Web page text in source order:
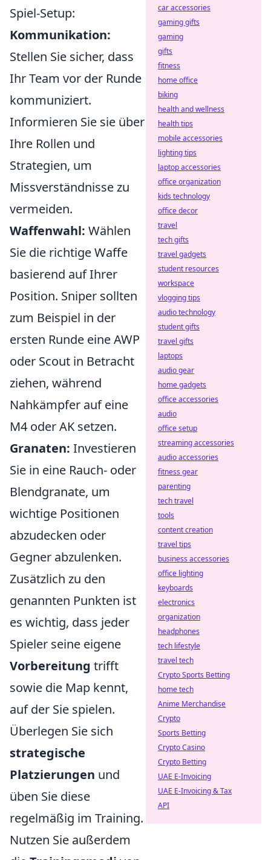
Spiel-Setup:
Kommunikation:
Stellen Sie sicher, dass
Ihr Team vor der Runde
kommuniziert.
Informieren Sie sie über
Ihre Rollen und
Strategien, um
Missverständnisse zu
vermeiden.
Waffenwahl: Wählen
Sie die richtige Waffe
basierend auf Ihrer
Position. Sniper sollten
zum Beispiel in der
ersten Runde eine AWP
oder Scout in Betracht
ziehen, während
Nahkämpfer auf eine
M4 oder AK setzen.
Granaten: Investieren
Sie in eine Rauch- oder
Blendgranate, um
wichtige Positionen
abzudecken oder
Gegner abzulenken.
Zusätzlich zu den
genannten Punkten ist
es wichtig, dass jeder
Spieler seine eigene
Vorbereitung trifft
sowie die Map kennt,
auf der Sie spielen.
Überlegen Sie sich
strategische
Platzierungen und
üben Sie diese
regelmäßig im Training.
Nutzen Sie außerdem
car accessories
gaming gifts
gaming
gifts
fitness
home office
biking
health and wellness
health tips
mobile accessories
lighting tips
laptop accessories
office organization
kids technology
office decor
travel
tech gifts
travel gadgets
student resources
workspace
vlogging tips
audio technology
student gifts
travel gifts
laptops
audio gear
home gadgets
office accessories
audio
office setup
streaming accessories
audio accessories
fitness gear
parenting
tech travel
tools
content creation
travel tips
business accessories
office lighting
keyboards
electronics
organization
headphones
tech lifestyle
travel tech
Crypto Sports Betting
home tech
Anime Merchandise
Crypto
Sports Betting
Crypto Casino
Crypto Betting
UAE E-Invoicing
UAE E-Invoicing & Tax
API